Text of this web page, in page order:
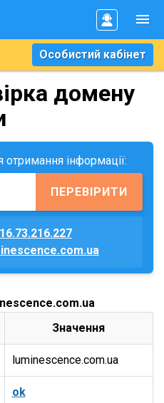
Особистий кабінет
домену
інформації:
ПЕРЕВІРИТИ
Значення
luminescence.com.ua
ok